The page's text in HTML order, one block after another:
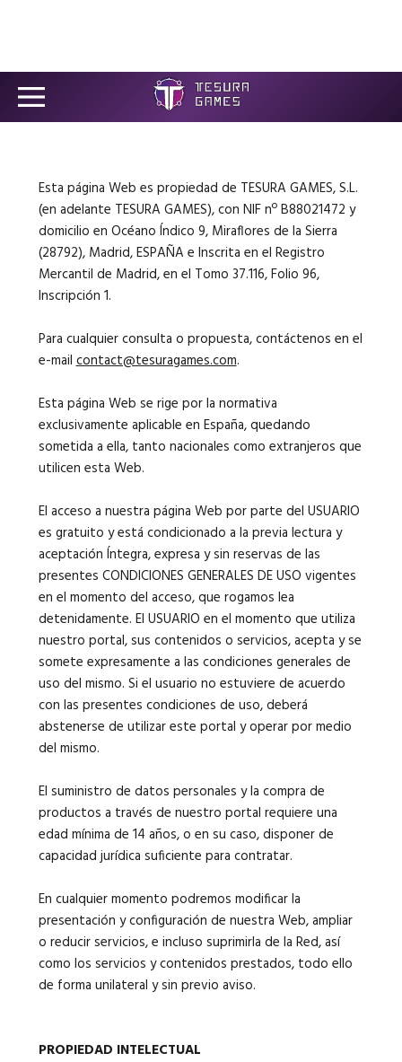
LEGAL ADVICE
Esta página Web es propiedad de TESURA GAMES, S.L.
(en adelante TESURA GAMES), con NIF nº B88021472 y
domicilio en Océano Índico 9, Miraflores de la Sierra
(28792), Madrid, ESPAÑA e Inscrita en el Registro
Mercantil de Madrid, en el Tomo 37.116, Folio 96,
Inscripción 1.
Para cualquier consulta o propuesta, contáctenos en el
e-mailcontact@tesuragames.com.
Esta página Web se rige por la normativa
exclusivamente aplicable en España, quedando
sometida a ella, tanto nacionales como extranjeros que
utilicen esta Web.
El acceso a nuestra página Web por parte del USUARIO
es gratuito y está condicionado a la previa lectura y
aceptación Íntegra, expresa y sin reservas de las
presentes CONDICIONES GENERALES DE USO vigentes
en el momento del acceso, que rogamos lea
detenidamente. El USUARIO en el momento que utiliza
nuestro portal, sus contenidos o servicios, acepta y se
somete expresamente a las condiciones generales de
uso del mismo. Si el usuario no estuviere de acuerdo
con las presentes condiciones de uso, deberá
abstenerse de utilizar este portal y operar por medio
del mismo.
El suministro de datos personales y la compra de
productos a través de nuestro portal requiere una
edad mínima de 14 años, o en su caso, disponer de
capacidad jurídica suficiente para contratar.
En cualquier momento podremos modificar la
presentación y configuración de nuestra Web, ampliar
o reducir servicios, e incluso suprimirla de la Red, así
como los servicios y contenidos prestados, todo ello
de forma unilateral y sin previo aviso.
PROPIEDAD INTELECTUAL
Games
Blog
About us
Contact
Social media:
Languages: